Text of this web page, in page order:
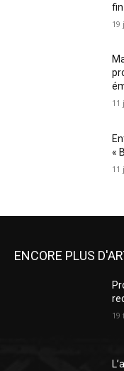
19
11
«
11
ENCORE PLUS
19